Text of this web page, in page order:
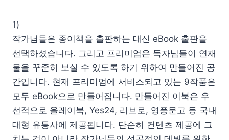
1)
작가님들은 종이책을 출판하는 대신 eBook 출판을
선택하셨습니다. 그리고 프리미엄은 독자님들이 연재
물을 꾸준히 보실 수 있도록 하기 위하여 만들어진 공
간입니다. 현재 프리미엄에 서비스되고 있는 9작품은
모두 eBook으로 만들어집니다. 만들어진 이북은 우
선적으로 올레이북, Yes24, 리브로, 영풍문고 등 국내
대형 유통사에 제공됩니다. 단순히 컨텐츠 제공에 그